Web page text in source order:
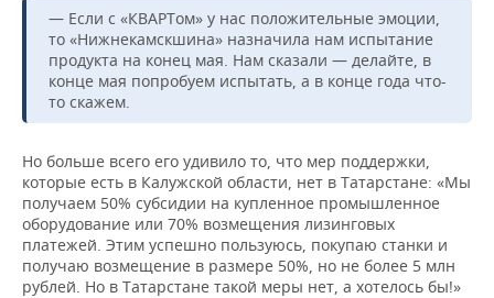
— Если с «КВАРТом» у нас положительные эмоции,
то «Нижнекамскшина» назначила нам испытание
продукта на конец мая. Нам сказали — делайте, в
конце мая попробуем испытать, а в конце года что-
то скажем.
Но больше всего его удивило то, что мер поддержки,
которые есть в Калужской области, нет в Татарстане: «Мы
получаем 50% субсидии на купленное промышленное
оборудование или 70% возмещения лизинговых
платежей. Этим успешно пользуюсь, покупаю станки и
получаю возмещение в размере 50%, но не более 5 млн
рублей. Но в Татарстане такой меры нет, а хотелось бы!»